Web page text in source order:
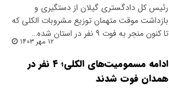
رئیس کل دادگستری گیلان از دستگیری و
بازداشت موقت متهمان توزیع مشروبات الکلی که
تا کنون منجر به فوت ۹ نفر در استان شده…
۱۲ مهر ۱۴۰۳
ادامه مسمومیت‌های الکلی؛ ۴ نفر در
همدان فوت شدند